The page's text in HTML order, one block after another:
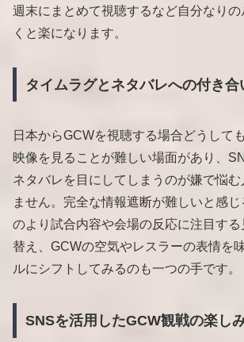
週末にまとめて視聴するなど自分なり
くと楽になります。
タイムラグとネタバレへの付き合
日本からGCWを視聴する場合どうして
映像を見ることが難しい場面があり、
ネタバレを目にしてしまうのが嫌で悩
ません。完全な情報遮断が難しいと感
のより試合内容や会場の反応に注目する
替え、GCWの空気やレスラーの表情を
ルにシフトしてみるのも一つの手です。
SNSを活用したGCW観戦の楽し